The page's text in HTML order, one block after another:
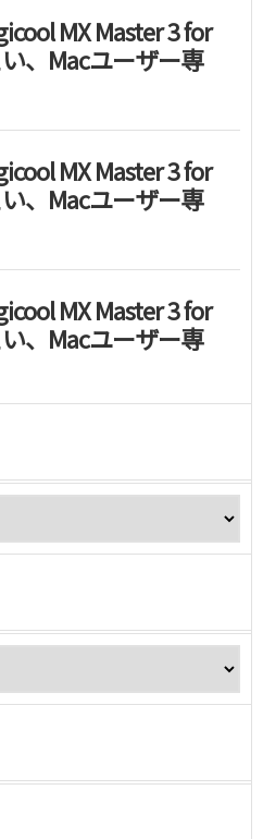
MX Master 3 for
、Macユーザー専
MX Master 3 for
、Macユーザー専
MX Master 3 for
、Macユーザー専